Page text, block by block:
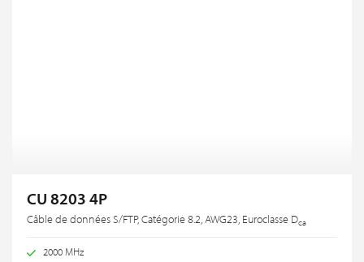
CU 8203 4P
Câble de données S/FTP, Catégorie 8.2, AWG23, Euroclasse Dca
2000 MHz